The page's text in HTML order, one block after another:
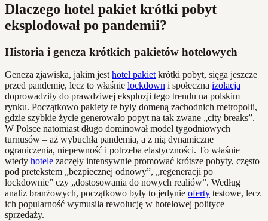
Dlaczego hotel pakiet krótki pobyt
eksplodował po pandemii?
Historia i geneza krótkich pakietów hotelowych
Geneza zjawiska, jakim jest hotel pakiet krótki pobyt, sięga jeszcze
przed pandemię, lecz to właśnie lockdown i społeczna izolacja
doprowadziły do prawdziwej eksplozji tego trendu na polskim
rynku. Początkowo pakiety te były domeną zachodnich metropolii,
gdzie szybkie życie generowało popyt na tak zwane „city breaks”.
W Polsce natomiast długo dominował model tygodniowych
turnusów – aż wybuchła pandemia, a z nią dynamiczne
ograniczenia, niepewność i potrzeba elastyczności. To właśnie
wtedy hotele zaczęły intensywnie promować krótsze pobyty, często
pod pretekstem „bezpiecznej odnowy”, „regeneracji po
lockdownie” czy „dostosowania do nowych realiów”. Według
analiz branżowych, początkowo były to jedynie oferty testowe, lecz
ich popularność wymusiła rewolucję w hotelowej polityce
sprzedaży.